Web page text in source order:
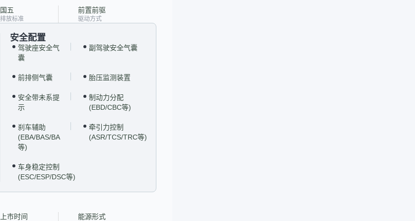
国五
排放标准
前置前驱
驱动方式
安全配置
驾驶座安全气
囊
副驾驶安全气囊
前排侧气囊 胎压监测装置
安全带未系提
示
制动力分配
(EBD/CBC等)
刹车辅助
(EBA/BAS/BA
等)
牵引力控制
(ASR/TCS/TRC等)
车身稳定控制
(ESC/ESP/DSC等)
上市时间 能源形式